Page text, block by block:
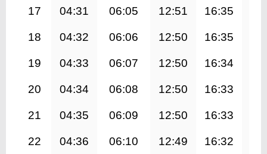
17 04:31 06:05 12:51 16:35
18 04:32 06:06 12:50 16:35
19 04:33 06:07 12:50 16:34
20 04:34 06:08 12:50 16:33
21 04:35 06:09 12:50 16:33
22 04:36 06:10 12:49 16:32